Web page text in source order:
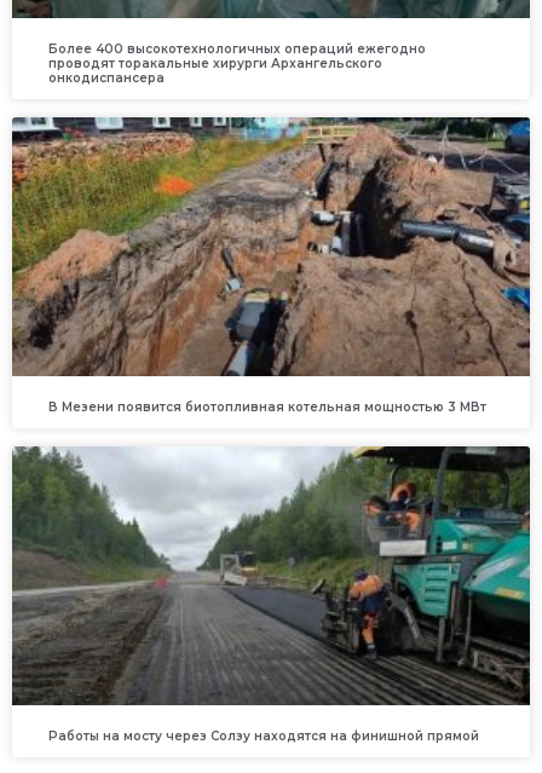
Более 400 высокотехнологичных операций ежегодно
проводят торакальные хирурги Архангельского
онкодиспансера
В Мезени появится биотопливная котельная мощностью 3 МВт
Работы на мосту через Солзу находятся на финишной прямой